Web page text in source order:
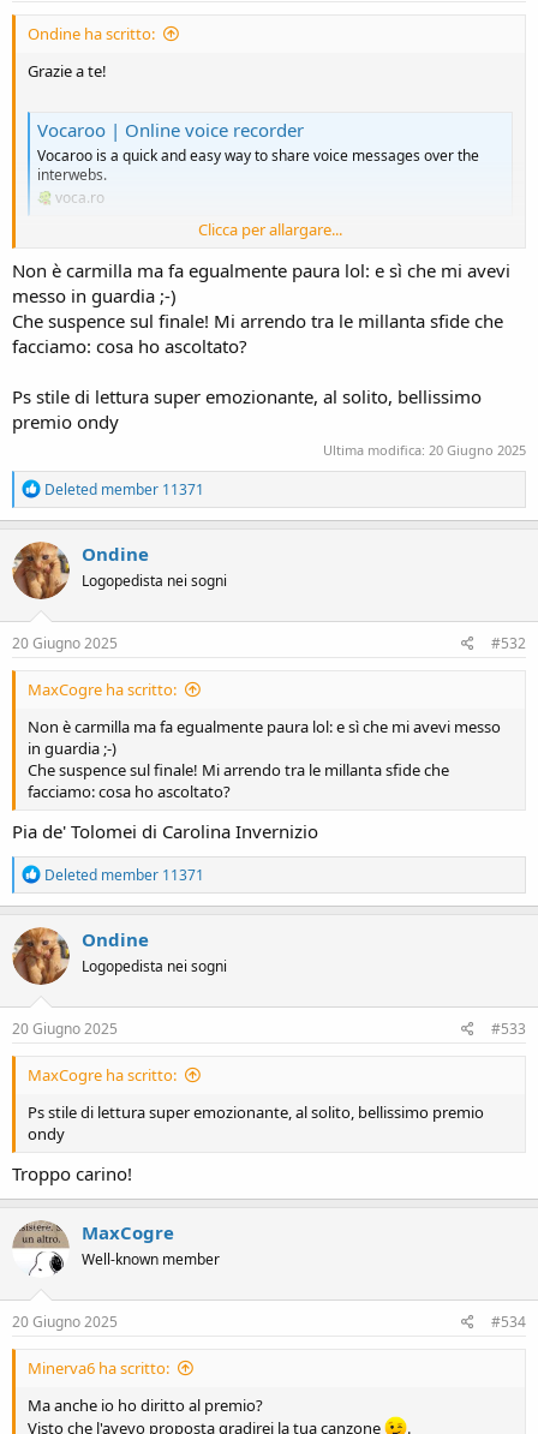
Ondine ha scritto:
Grazie a te!
Vocaroo | Online voice recorder
Vocaroo is a quick and easy way to share voice messages over the
interwebs.
voca.ro
mia lista per la sfida!
Clicca per allargare...
Non è carmilla ma fa egualmente paura lol: e sì che mi avevi
messo in guardia ;-)
Che suspence sul finale! Mi arrendo tra le millanta sfide che
facciamo: cosa ho ascoltato?
Ps stile di lettura super emozionante, al solito, bellissimo
premio ondy
Ultima modifica: 20 Giugno 2025
R
e
a
c
t
i
o
n
s
Deleted member 11371
Ondine
Logopedista nei sogni
20 Giugno 2025 #532
MaxCogre ha scritto:
Non è carmilla ma fa egualmente paura lol: e sì che mi avevi messo
in guardia ;-)
Che suspence sul finale! Mi arrendo tra le millanta sfide che
facciamo: cosa ho ascoltato?
Pia de' Tolomei di Carolina Invernizio
R
e
a
c
t
i
o
n
s
Deleted member 11371
Ondine
Logopedista nei sogni
20 Giugno 2025 #533
MaxCogre ha scritto:
Ps stile di lettura super emozionante, al solito, bellissimo premio
ondy
Troppo carino!
MaxCogre
Well-known member
20 Giugno 2025 #534
Minerva6 ha scritto:
Ma anche io ho diritto al premio?
Visto che l'avevo proposta gradirei la tua canzone
.